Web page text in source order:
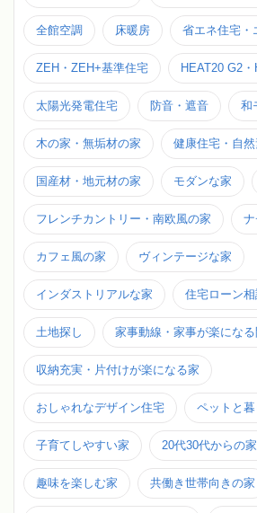
全館空調 床暖房 省エネ住宅・
ZEH・ZEH+基準住宅 HEAT20 G2
太陽光発電住宅 防音・遮音 和
木の家・無垢材の家 健康住宅・自
国産材・地元材の家 モダンな家
フレンチカントリー・南欧風の家
カフェ風の家 ヴィンテージな家
インダストリアルな家 住宅ローン
土地探し 家事動線・家事が楽になる
収納充実・片付けが楽になる家
おしゃれなデザイン住宅 ペットと
子育てしやすい家 20代30代からの
趣味を楽しむ家 共働き世帯向きの家